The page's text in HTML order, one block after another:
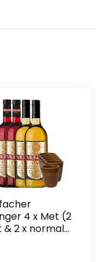
4 x Met (2
& 2 x normal)